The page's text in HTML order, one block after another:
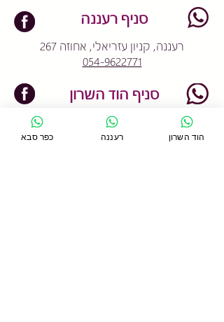
סניף רעננה
רעננה, קניון עזריאלי, אחוזה 267
054-9622771
סניף הוד השרון
הוד השרון, דרך רמתיים 96
054-2233706
כפר סבא רעננה הוד השרון